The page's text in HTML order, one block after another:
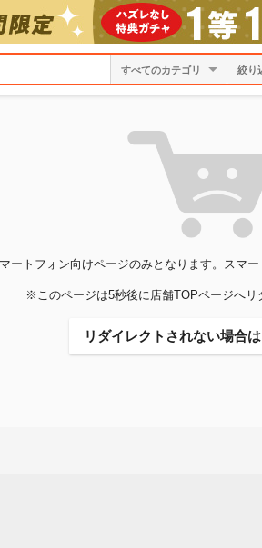
絞り
ートフォン向けページのみとなります。スマ
※このページは5秒後に店舗TOPページへリ
リダイレクトされない場合